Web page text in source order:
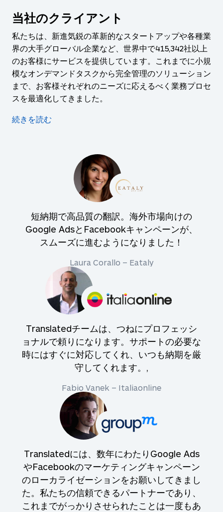
短納期で高品質の翻訳。海外市場向けの
Google AdsとFacebookキャンペーンが、
スムーズに進むようになりました！
Laura Corallo – Eataly
Translatedチームは、つねにプロフェッシ
ョナルで頼りになります。サポートの必要な
時にはすぐに対応してくれ、いつも納期を厳
守してくれます。,
Fabio Vanek – Italiaonline
Translatedには、数年にわたりGoogle Ads
やFacebookのマーケティングキャンペーン
のローカライゼーションをお願いしてきまし
た。私たちの信頼できるパートナーであり、
これまでがっかりさせられたことは一度もあ
当社のクライアント
私たちは、新進気鋭の革新的なスタートアップや各種業
界の大手グローバル企業など、世界中で415,342社以上
のお客様にサービスを提供しています。これまでに小規
模なオンデマンドタスクから完全管理のソリューション
まで、お客様それぞれのニーズに応えるべく業務プロセ
スを最適化してきました。
続きを読む